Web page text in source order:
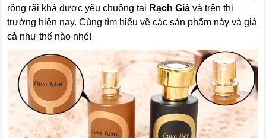
rộng rãi khá được yêu chuộng tại Rạch Giá và trên thị
trường hiện nay. Cùng tìm hiểu về các sản phẩm này và giá
cả như thế nào nhé!